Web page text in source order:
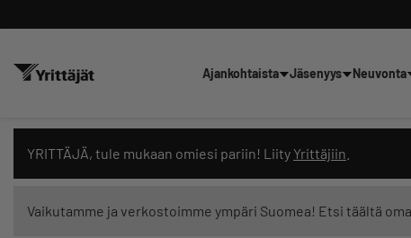
Ajankohtaista Jäsenyys Neuvonta
YRITTÄJÄ, tule mukaan omiesi pariin! Liity Yrittäjiin
Vaikutamme ja verkostoimme ympäri Suomea! Etsi täältä oma
Hae sivustolta tai kysy suoraan